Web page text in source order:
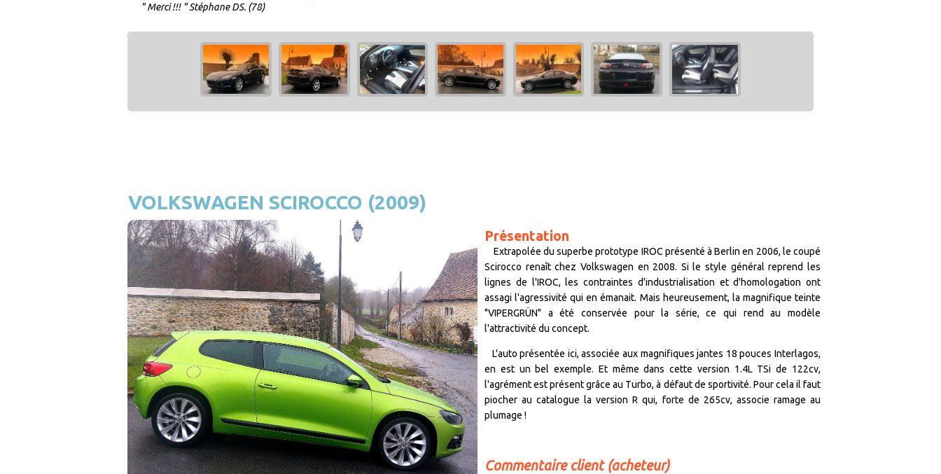
" Merci !!! " Stéphane DS. (78)
VOLKSWAGEN SCIROCCO (2009)
Présentation
Extrapolée du superbe prototype IROC présenté à Berlin en 2006, le coupé
Scirocco renaît chez Volkswagen en 2008. Si le style général reprend les
lignes de l'IROC, les contraintes d'industrialisation et d'homologation ont
assagi l'agressivité qui en émanait. Mais heureusement, la magnifique teinte
"VIPERGRÜN" a été conservée pour la série, ce qui rend au modèle
l'attractivité du concept.
L'auto présentée ici, associée aux magnifiques jantes 18 pouces Interlagos,
en est un bel exemple. Et même dans cette version 1.4L TSi de 122cv,
l'agrément est présent grâce au Turbo, à défaut de sportivité. Pour cela il faut
piocher au catalogue la version R qui, forte de 265cv, associe ramage au
plumage !
Commentaire client (acheteur)